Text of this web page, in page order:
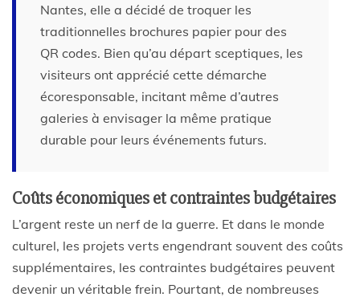
Nantes, elle a décidé de troquer les
traditionnelles brochures papier pour des
QR codes. Bien qu’au départ sceptiques, les
visiteurs ont apprécié cette démarche
écoresponsable, incitant même d’autres
galeries à envisager la même pratique
durable pour leurs événements futurs.
Coûts économiques et contraintes budgétaires
L’argent reste un nerf de la guerre. Et dans le monde
culturel, les projets verts engendrant souvent des coûts
supplémentaires, les contraintes budgétaires peuvent
devenir un véritable frein. Pourtant, de nombreuses